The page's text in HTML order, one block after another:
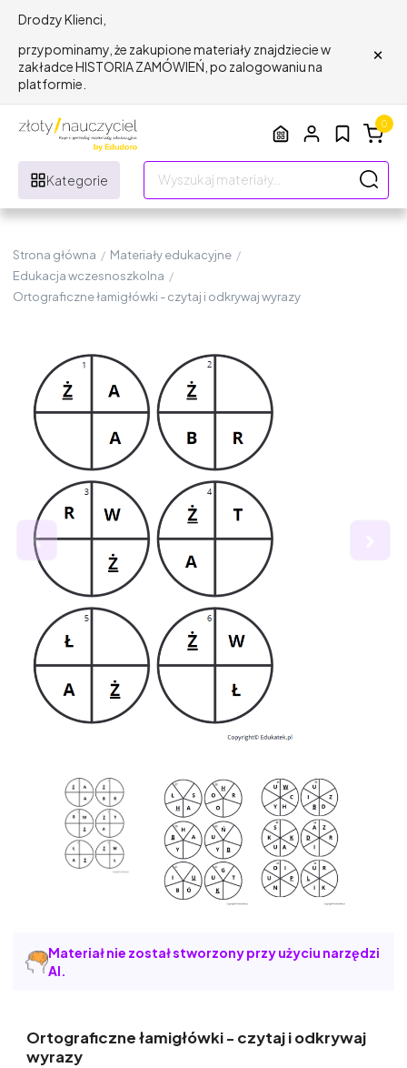
Drodzy Klienci,
przypominamy, że zakupione materiały znajdziecie w
zakładce HISTORIA ZAMÓWIEŃ, po zalogowaniu na
platformie.
×
Kategorie
0
Strona główna / Materiały edukacyjne /
Edukacja wczesnoszkolna /
Ortograficzne łamigłówki - czytaj i odkrywaj wyrazy
Materiał nie został stworzony przy użyciu narzędzi
AI.
Ortograficzne łamigłówki - czytaj i odkrywaj
wyrazy